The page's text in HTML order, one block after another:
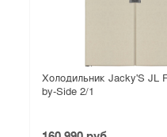
Холодильник Jacky'S JL
by-Side 2/1